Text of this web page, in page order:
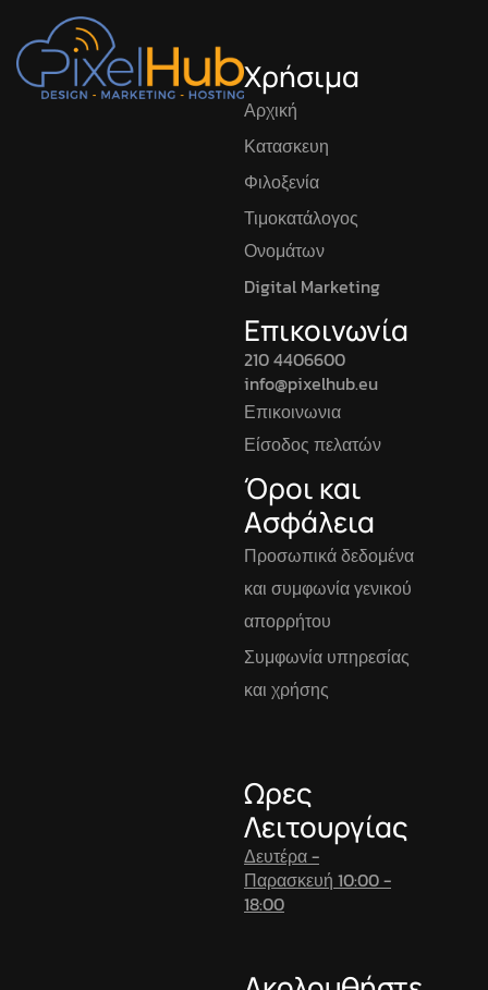
Χρήσιμα
Αρχική
Κατασκευη
Φιλοξενία
Τιμοκατάλογος
Ονομάτων
Digital Marketing
Επικοινωνία
210 4406600
info@pixelhub.eu
Επικοινωνια
Είσοδος πελατών
Όροι και
Ασφάλεια
Προσωπικά δεδομένα
και συμφωνία γενικού
απορρήτου
Συμφωνία υπηρεσίας
και χρήσης
Ωρες
Λειτουργίας
Δευτέρα -
Παρασκευή 10:00 -
18:00